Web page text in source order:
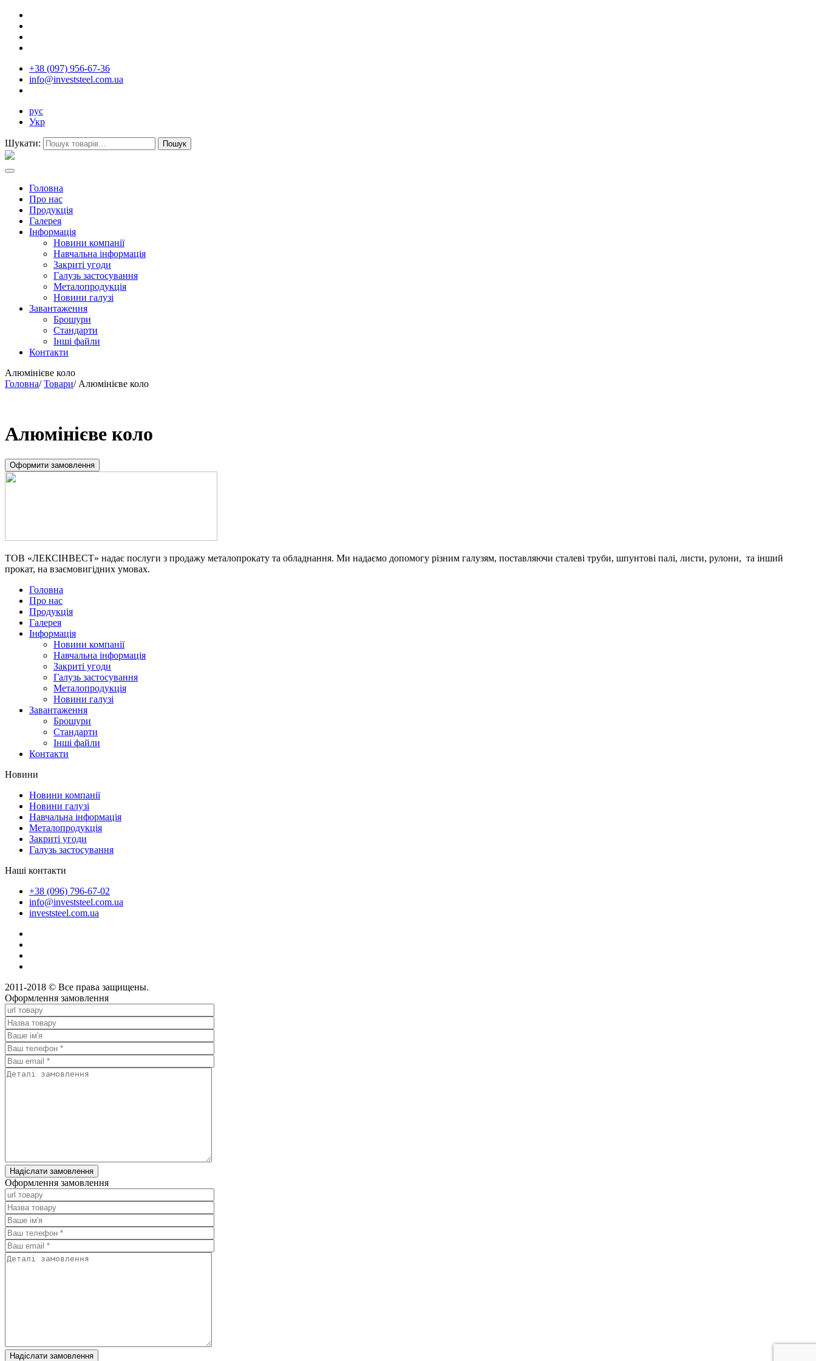
+38 (097) 956-67-36
info@investsteel.com.ua
рус
Укр
Шукати:
Головна
Про нас
Продукція
Галерея
Інформація
Новини компанії
Навчальна інформація
Закриті угоди
Галузь застосування
Металопродукція
Новини галузі
Завантаження
Брошури
Стандарти
Інші файли
Контакти
Алюмінієве коло
Головна/ Товари/ Алюмінієве коло
Алюмінієве коло
Оформити замовлення
ТОВ «ЛЕКСІНВЕСТ» надає послуги з продажу металопрокату та обладнання. Ми надаємо допомогу різним галузям, поставляючи сталеві труби, шпунтові палі, листи, рулони, та інший
прокат, на взаємовигідних умовах.
Головна
Про нас
Продукція
Галерея
Інформація
Новини компанії
Навчальна інформація
Закриті угоди
Галузь застосування
Металопродукція
Новини галузі
Завантаження
Брошури
Стандарти
Інші файли
Контакти
Новини
Новини компанії
Новини галузі
Навчальна інформація
Металопродукція
Закриті угоди
Галузь застосування
Наші контакти
+38 (096) 796-67-02
info@investsteel.com.ua
investsteel.com.ua
2011-2018 © Все права защищены.
Оформлення замовлення
Оформлення замовлення